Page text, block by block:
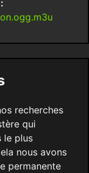
recherches
qui
le plus
nous avons
permanente